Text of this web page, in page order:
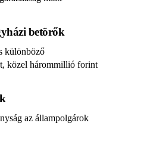
betörők
különböző
közel hárommillió forint
az állampolgárok